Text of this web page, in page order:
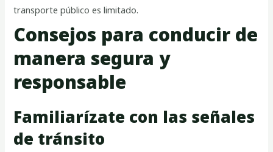
transporte público es limitado.
Consejos para conducir de
manera segura y
responsable
Familiarízate con las señales
de tránsito